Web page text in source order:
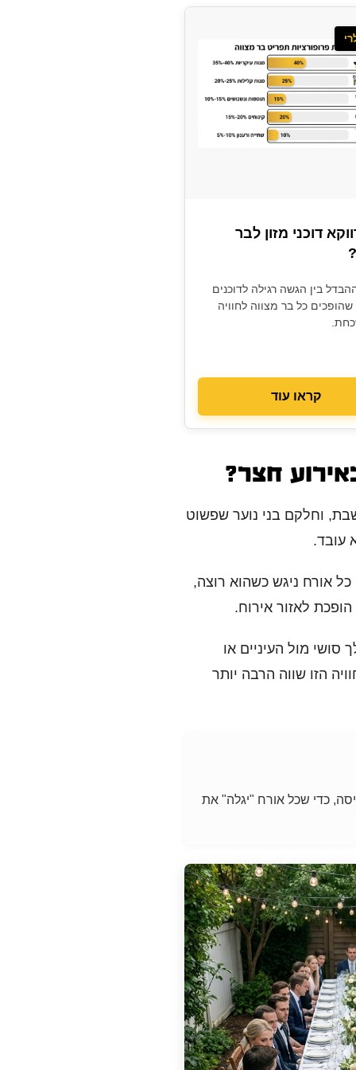
דוכני מזון לבר
בין הגשה רגילה לדוכנים
שהופכים כל בר מצווה לחוויה
קראו עוד
חצר?
לשבת, וחלקם בני נוער שפשוט
עובד.
אורח ניגש כשהוא רוצה,
לאזור אירוח.
סושי מול העיניים או
הזו שווה הרבה יותר
כדי שכל אורח "יגלה" את